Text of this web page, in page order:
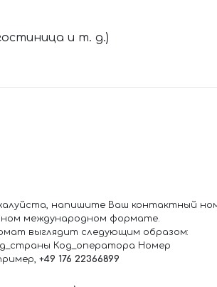
и т. д.)
напишите Ваш контактный
международном формате.
выглядит следующим образом:
Код_оператора Номер
+49 176 22366899